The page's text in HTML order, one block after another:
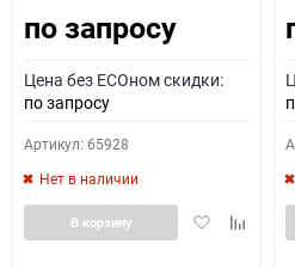
по запросу
Цена без ECOном скидки:
по запросу
Артикул: 65928
Нет в наличии
ДобавитьДобавить
В корзину